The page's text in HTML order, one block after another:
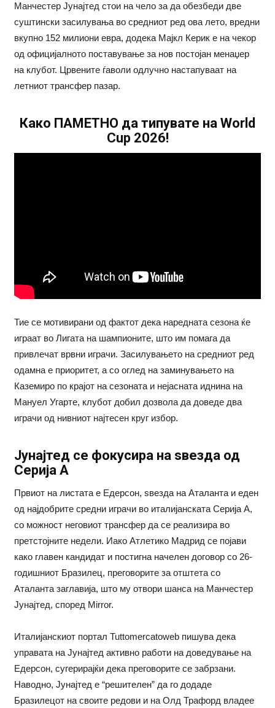
Манчестер Јунајтед стои на чело за да обезбеди две
суштински засилувања во средниот ред ова лето, вредни
вкупно 152 милиони евра, додека Мајкл Керик е на чекор
од официјалното поставување за нов постојан менаџер
на клубот. Црвените ѓаволи одлучно настапуваат на
летниот трансфер пазар.
Како ПАМЕТНО да типувате на World
Cup 2026!
Тие се мотивирани од фактот дека наредната сезона ќе
играат во Лигата на шампионите, што им помага да
привлечат врвни играчи. Засилувањето на средниот ред
одамна е приоритет, а со оглед на заминувањето на
Каземиро по крајот на сезоната и нејасната иднина на
Мануел Угарте, клубот добил дозвола да доведе два
играчи од нивниот најтесен круг избор.
Јунајтед се фокусира на ѕвезда од
Серија А
Првиот на листата е Едерсон, ѕвезда на Аталанта и еден
од најдобрите средни играчи во италијанската Серија А,
со можност неговиот трансфер да се реализира во
претстојните недели. Иако Атлетико Мадрид се појави
како главен кандидат и постигна начелен договор со 26-
годишниот Бразилец, преговорите за отштета со
Аталанта заглавија, што му отвори шанса на Манчестер
Јунајтед, според Mirror.
Италијанскиот портал Tuttomercatoweb пишува дека
управата на Јунајтед активно работи на доведување на
Едерсон, сугерирајќи дека преговорите се забрзани.
Наводно, Јунајтед е “решителен” да го додаде
Бразилецот на своите редови и на Олд Трафорд владее